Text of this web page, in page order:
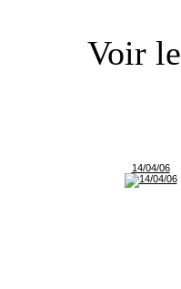
Voir le
14/04/06